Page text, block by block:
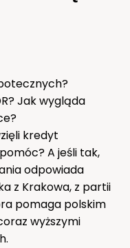
Jak wygląda
kredyt
A jeśli tak,
odpowiada
z Krakowa, z partii
pomaga polskim
wyższymi